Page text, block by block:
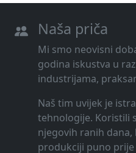
Naša priča
Mi smo neovisni
godina iskustva u
industrijama,
Naš tim uvijek je
tehnologije. Koristili
njegovih ranih
produkciji puno